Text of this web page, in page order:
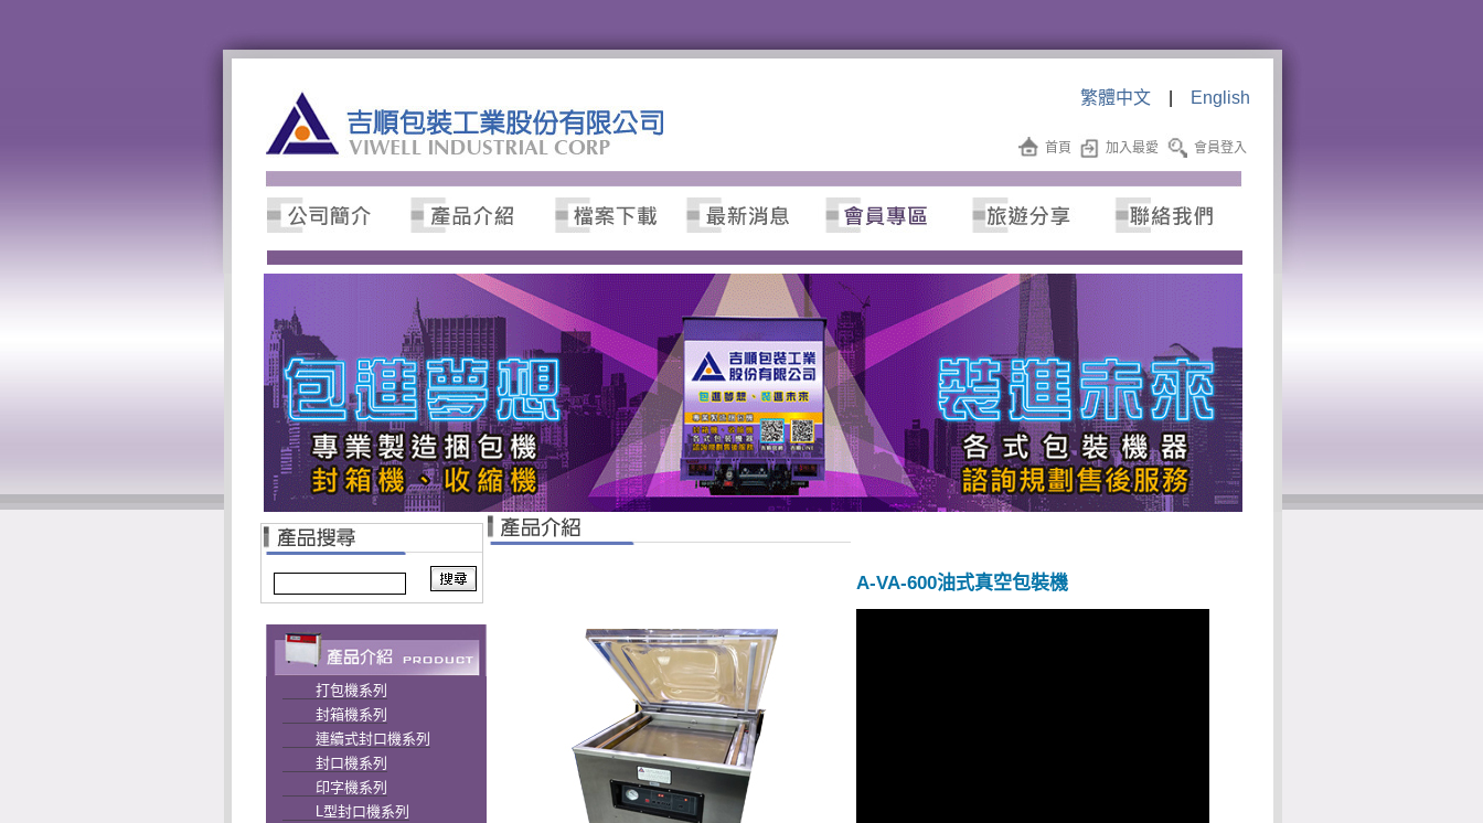
繁體中文| English
首頁 加入最愛 會員登入
打包機系列
封箱機系列
連續式封口機系列
封口機系列
印字機系列
L型封口機系列
A-VA-600油式真空包裝機